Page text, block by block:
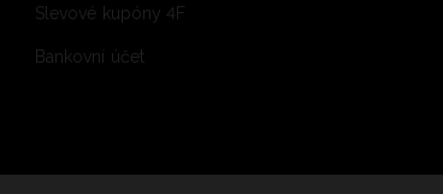
Slevové kupóny 4F
Bankovní účet